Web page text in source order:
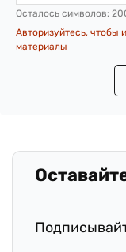
Осталось символов:
Авторизуйтесь, чтобы
материалы